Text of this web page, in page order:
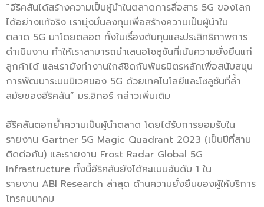
“อีริคสันได้สร้างความเป็นผู้นำในตลาดการสื่อสาร 5G ของโลก
ได้อย่างแท้จริง เรามุ่งมั่นลงทุนเพื่อสร้างความเป็นผู้นำใน
ตลาด 5G มาโดยตลอด ทั้งในเรื่องต้นทุนและประสิทธิภาพการ
ดำเนินงาน ทำให้เราสามารถนำเสนอโซลูชันที่เน้นความยั่งยืนแก่
ลูกค้าได้ และเรายังทำงานใกล้ชิดกับพันธมิตรหลักเพื่อสนับสนุน
การพัฒนาระบบนิเวศของ 5G ด้วยเทคโนโลยีและโซลูชันที่ล้ำ
สมัยของอีริคสัน” มร.อิกอร์ กล่าวเพิ่มเติม
อีริคสันตอกย้ำความเป็นผู้นำตลาด โดยได้รับการยอมรับใน
รายงาน Gartner 5G Magic Quadrant 2023 (เป็นปีที่สาม
ติดต่อกัน) และรายงาน Frost Radar Global 5G
Infrastructure ทั้งนี้อีริคสันยังได้คะแนนอันดับ 1 ใน
รายงาน ABI Research ล่าสุด ด้านความยั่งยืนของผู้ให้บริการ
โทรคมนาคม